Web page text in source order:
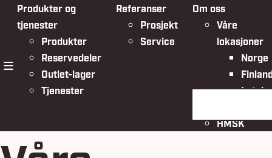
meny
Produkter og
tjenester
Produkter
Reservedeler
Outlet-lager
Tjenester
Referanser
Prosjekt
Service
Om oss
Våre
lokasjoner
Norge
Latvia
HMSK